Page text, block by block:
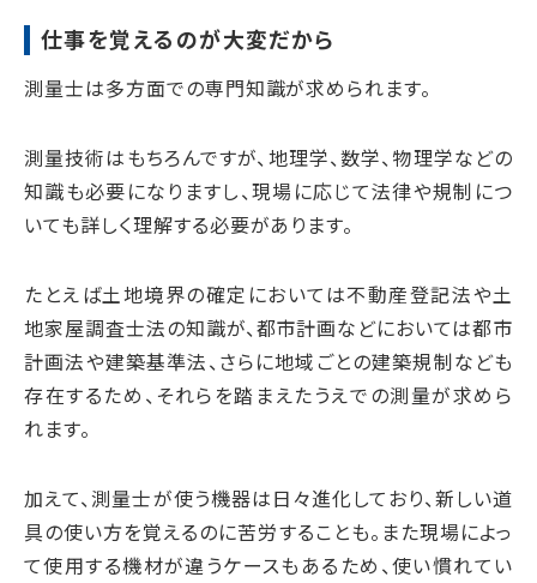
仕事を覚えるのが大変だから
測量士は多方面での専門知識が求められます。
測量技術はもちろんですが、地理学、数学、物理学などの
知識も必要になりますし、現場に応じて法律や規制につ
いても詳しく理解する必要があります。
たとえば土地境界の確定においては不動産登記法や土
地家屋調査士法の知識が、都市計画などにおいては都市
計画法や建築基準法、さらに地域ごとの建築規制なども
存在するため、それらを踏まえたうえでの測量が求めら
れます。
加えて、測量士が使う機器は日々進化しており、新しい道
具の使い方を覚えるのに苦労することも。また現場によっ
て使用する機材が違うケースもあるため、使い慣れてい